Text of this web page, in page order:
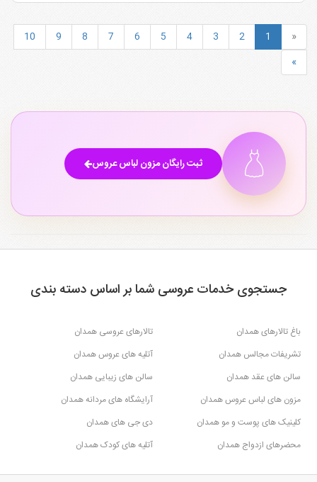
«
1
2
3
4
5
6
7
8
9
10
»
ثبت رایگان مزون لباس عروس
جستجوی خدمات عروسی شما بر اساس دسته بندی
باغ تالارهای همدان
تالارهای عروسی همدان
تشریفات مجالس همدان
آتلیه های عروس همدان
سالن های عقد همدان
سالن های زیبایی همدان
مزون های لباس عروس همدان
آرایشگاه های مردانه همدان
کلینیک های پوست و مو همدان
دی جی های همدان
محضرهای ازدواج همدان
آتلیه های کودک همدان